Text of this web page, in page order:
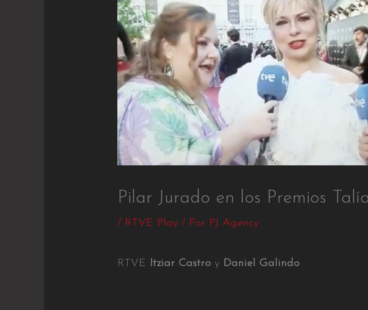
Pilar Jurado en los Premios Talía
/ RTVE Play / Por PJ Agency
RTVE Itziar Castro y Daniel Galindo